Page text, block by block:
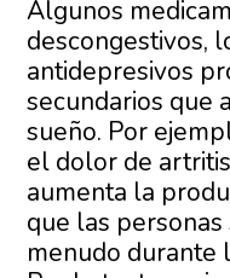
Algunos
descongestivos,
antidepresivos
secundarios que
sueño. Por
el dolor de
aumenta la
que las
menudo durante